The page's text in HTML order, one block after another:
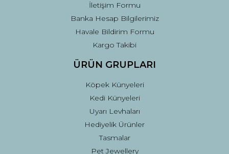
Gönder
İletişim Formu
Banka Hesap Bilgilerimiz
Havale Bildirim Formu
Kargo Takibi
ÜRÜN GRUPLARI
Köpek Künyeleri
Kedi Künyeleri
Uyarı Levhaları
Hediyelik Ürünler
Tasmalar
Pet Jewellery